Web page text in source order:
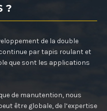
?
de la double
par tapis roulant et
que sont les applications
de manutention, nous
être globale, de l’expertise